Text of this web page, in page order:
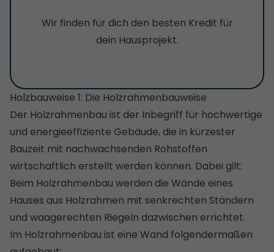
Wir finden für dich den besten Kredit für
dein Hausprojekt.
Holzbauweise 1: Die Holzrahmenbauweise
Der Holzrahmenbau ist der Inbegriff für hochwertige
und energieeffiziente Gebäude, die in kürzester
Bauzeit mit nachwachsenden Rohstoffen
wirtschaftlich erstellt werden können. Dabei gilt:
Beim Holzrahmenbau werden die Wände eines
Hauses aus Holzrahmen mit senkrechten Ständern
und waagerechten Riegeln dazwischen errichtet.
Im Holzrahmenbau ist eine Wand folgendermaßen